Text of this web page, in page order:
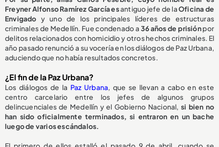
Freyner Alfonso Ramírez García esantiguo jefe de laOficina de
Envigado y uno de los principales líderes de estructuras
criminales de Medellín. Fue condenado a 36 años de prisiónpor
delitos relacionados con homicidio y otros hechos criminales. El
año pasado renunció a su vocería en los diálogos de Paz Urbana,
aduciendo que no había resultados concretos.
¿El fin de la Paz Urbana?
Los diálogos de la Paz Urbana, que se llevan a cabo en este
centro carcelario entre los jefes de algunos grupos
delincuenciales de Medellín y el Gobierno Nacional, si bien no
han sido oficialmente terminados, si entraron en un bache
luego de varios escándalos.